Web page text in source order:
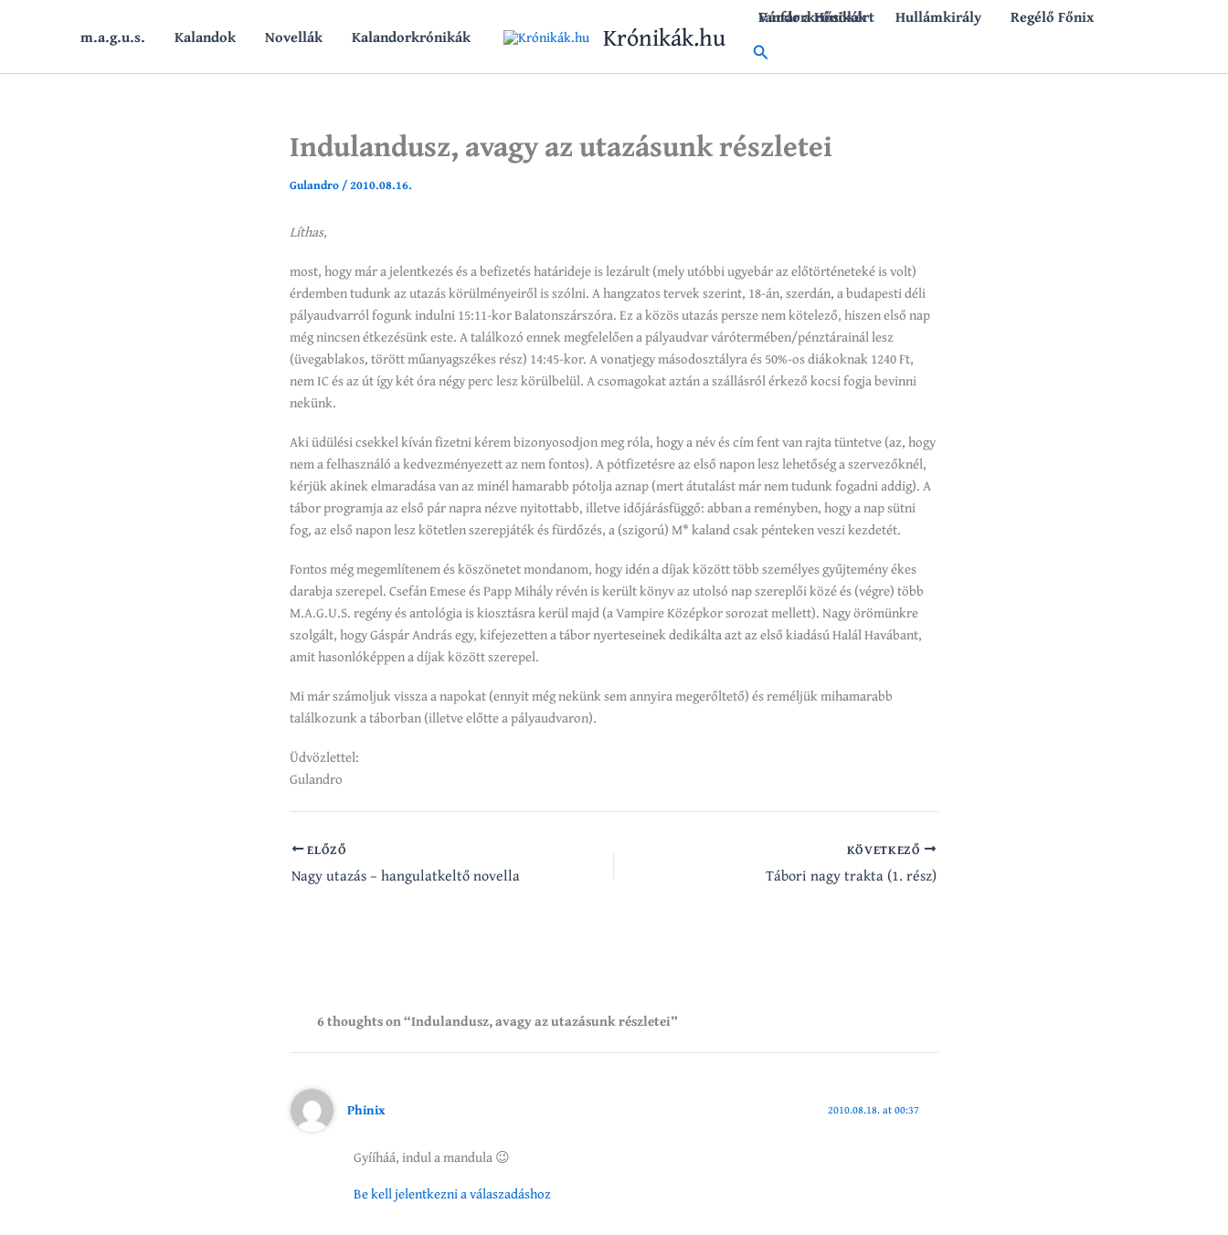
m.a.g.u.s. Kalandok Novellák Kalandorkrónikák Krónikák.hu
Vándorkrónikák Hullámkirály Regélő Főnix
Fanfár a Hősökért
Search
Indulandusz, avagy az utazásunk részletei
Gulandro/2010.08.16.
Líthas,
most, hogy már a jelentkezés és a befizetés határideje is lezárult (mely utóbbi ugyebár az előtörténeteké is volt)
érdemben tudunk az utazás körülményeiről is szólni. A hangzatos tervek szerint, 18-án, szerdán, a budapesti déli
pályaudvarról fogunk indulni 15:11-kor Balatonszárszóra. Ez a közös utazás persze nem kötelező, hiszen első nap
még nincsen étkezésünk este. A találkozó ennek megfelelően a pályaudvar várótermében/pénztárainál lesz
(üvegablakos, törött műanyagszékes rész) 14:45-kor. A vonatjegy másodosztályra és 50%-os diákoknak 1240 Ft,
nem IC és az út így két óra négy perc lesz körülbelül. A csomagokat aztán a szállásról érkező kocsi fogja bevinni
nekünk.
Aki üdülési csekkel kíván fizetni kérem bizonyosodjon meg róla, hogy a név és cím fent van rajta tüntetve (az, hogy
nem a felhasználó a kedvezményezett az nem fontos). A pótfizetésre az első napon lesz lehetőség a szervezőknél,
kérjük akinek elmaradása van az minél hamarabb pótolja aznap (mert átutalást már nem tudunk fogadni addig). A
tábor programja az első pár napra nézve nyitottabb, illetve időjárásfüggő: abban a reményben, hogy a nap sütni
fog, az első napon lesz kötetlen szerepjáték és fürdőzés, a (szigorú) M* kaland csak pénteken veszi kezdetét.
Fontos még megemlítenem és köszönetet mondanom, hogy idén a díjak között több személyes gyűjtemény ékes
darabja szerepel. Csefán Emese és Papp Mihály révén is került könyv az utolsó nap szereplői közé és (végre) több
M.A.G.U.S. regény és antológia is kiosztásra kerül majd (a Vampire Középkor sorozat mellett). Nagy örömünkre
szolgált, hogy Gáspár András egy, kifejezetten a tábor nyerteseinek dedikálta azt az első kiadású Halál Havábant,
amit hasonlóképpen a díjak között szerepel.
Mi már számoljuk vissza a napokat (ennyit még nekünk sem annyira megerőltető) és reméljük mihamarabb
találkozunk a táborban (illetve előtte a pályaudvaron).
Üdvözlettel:
Gulandro
ELŐZŐ
Nagy utazás – hangulatkeltő novella
KÖVETKEZŐ
Tábori nagy trakta (1. rész)
6 thoughts on “Indulandusz, avagy az utazásunk részletei”
Phinix 2010.08.18. at 00:37
Gyííháá, indul a mandula 😉
Be kell jelentkezni a válaszadáshoz